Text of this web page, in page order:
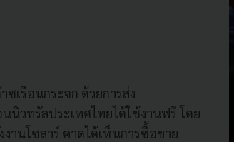
เรือนกระจก ด้วยการส่ง
นิวทรัลประเทศไทยได้ใช้งานฟรี โดย
านโซลาร์ คาดได้เห็นการซื้อขาย